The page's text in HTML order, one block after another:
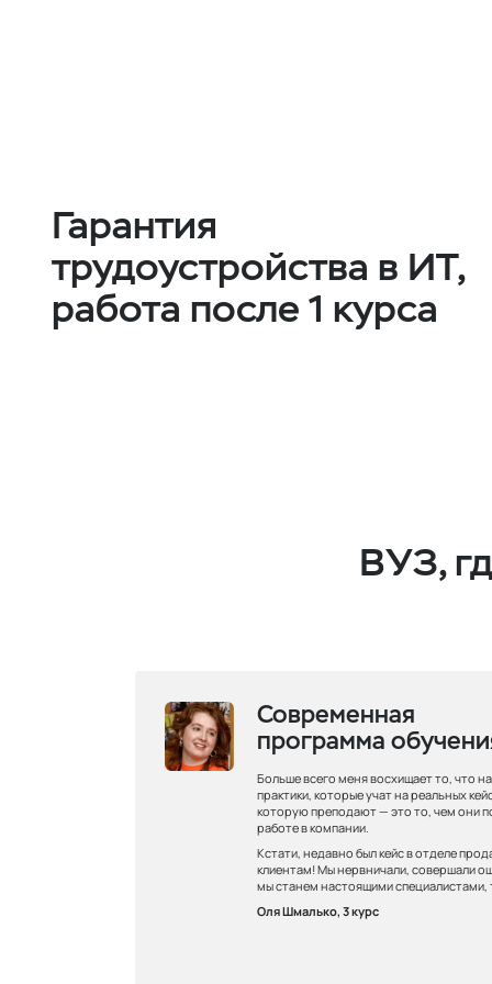
Гарантия
трудоустройства в ИТ,
работа после 1 курса
ВУЗ,
Современная
программа
Больше всего меня восхищает то, что
практики, которые учат на реальных
которую преподают — это то, чем они
работе в компании.
Кстати, недавно был кейс в отделе
клиентам! Мы нервничали, совершали
мы станем настоящими специалистами,
Оля Шмалько, 3 курс